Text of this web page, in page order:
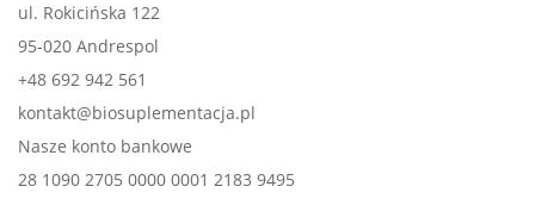
ul. Rokicińska 122
95-020 Andrespol
+48 692 942 561
kontakt@biosuplementacja.pl
Nasze konto bankowe
28 1090 2705 0000 0001 2183 9495